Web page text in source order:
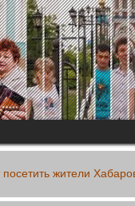
жители